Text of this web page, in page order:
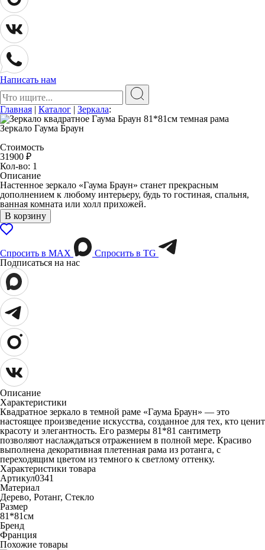
Написать нам
Поиск:
Главная | Каталог | Зеркала:
Зеркало Гаума Браун
Стоимость
31900 ₽
Кол-во: 1
Описание
Настенное зеркало «Гаума Браун» станет прекрасным
дополнением к любому интерьеру, будь то гостиная, спальня,
ванная комната или холл прихожей.
В корзину
Спросить в МАХ
Спросить в TG
Подписаться на нас
Описание
Характеристики
Квадратное зеркало в темной раме «Гаума Браун» — это
настоящее произведение искусства, созданное для тех, кто ценит
красоту и элегантность. Его размеры 81*81 сантиметр
позволяют наслаждаться отражением в полной мере. Красиво
выполнена декоративная плетенная рама из ротанга, с
переходящим цветом из темного к светлому оттенку.
Характеристики товара
Артикул0341
Материал
Дерево, Ротанг, Стекло
Размер
81*81см
Бренд
Франция
Похожие товары